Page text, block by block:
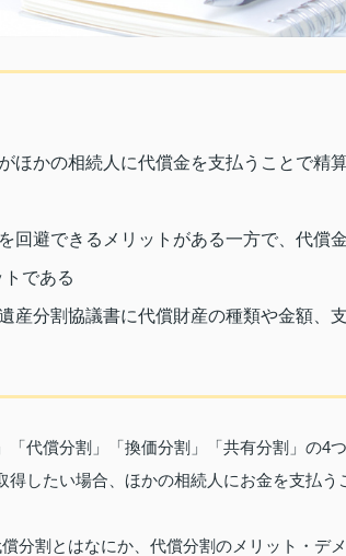
ほかの相続人に代償金を支払うことで精
回避できるメリットがある一方で、代償
である
産分割協議書に代償財産の種類や金額、
代償分割」「換価分割」「共有分割」の4つ
したい場合、ほかの相続人にお金を支払う
分割とはなにか、代償分割のメリット・デ